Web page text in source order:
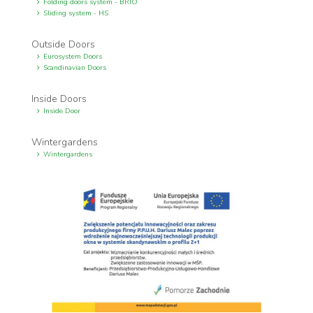
Sliding system - HS
Outside Doors
Eurosystem Doors
Scandinavian Doors
Inside Doors
Inside Door
Wintergardens
Wintergardens